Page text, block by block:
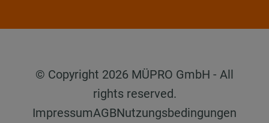
© Copyright 2026 MÜPRO GmbH - All
rights reserved.
ImpressumAGBNutzungsbedingungen